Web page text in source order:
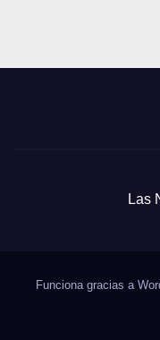
Las
Funciona gracias a